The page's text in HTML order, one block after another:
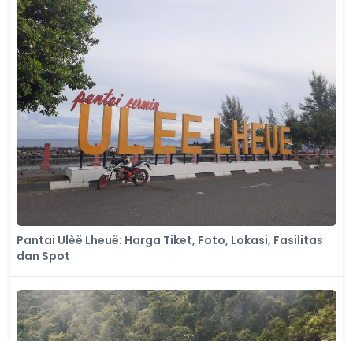
Pantai Ulèë Lheuë: Harga Tiket, Foto, Lokasi, Fasilitas
dan Spot